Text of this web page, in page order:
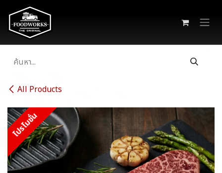
Skip to Content
All Products
โปรโมชั่น